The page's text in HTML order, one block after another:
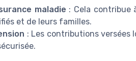
maladie : Cela contribue
et de leurs familles.
: Les contributions versées